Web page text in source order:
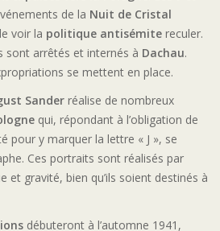
de la Nuit de Cristal
voir la politique antisémite reculer.
sont arrêtés et internés à Dachau.
se mettent en place.
Sander réalise de nombreux
qui, répondant à l’obligation de
pour y marquer la lettre « J », se
Ces portraits sont réalisés par
et gravité, bien qu’ils soient destinés à
débuteront à l’automne 1941,